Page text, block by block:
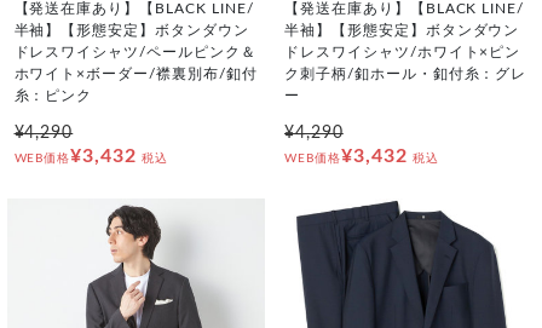
【発送在庫あり】【BLACK LINE/
半袖】【形態安定】ボタンダウン
ドレスワイシャツ/ペールピンク＆
ホワイト×ボーダー/襟裏別布/釦付
糸：ピンク
¥4,290
WEB価格¥3,432 税込
【発送在庫あり】【BLACK LINE/
半袖】【形態安定】ボタンダウン
ドレスワイシャツ/ホワイト×ピン
ク刺子柄/釦ホール・釦付糸：グレ
ー
¥4,290
WEB価格¥3,432 税込